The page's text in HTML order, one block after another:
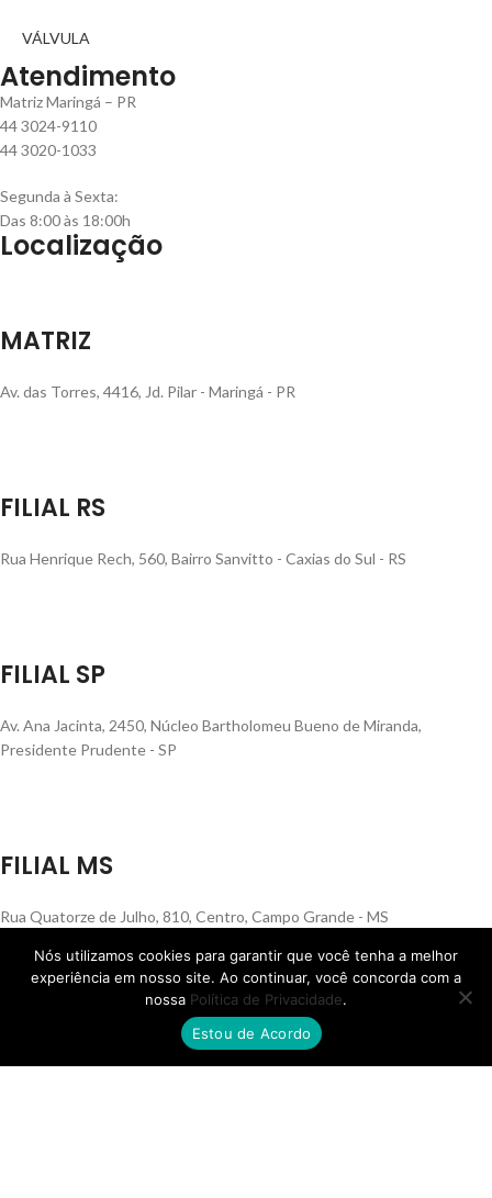
VÁLVULA
Atendimento
Matriz Maringá – PR
44 3024-9110
44 3020-1033
Segunda à Sexta:
Das 8:00 às 18:00h
Localização
MATRIZ
Av. das Torres, 4416, Jd. Pilar - Maringá - PR
FILIAL RS
Rua Henrique Rech, 560, Bairro Sanvitto - Caxias do Sul - RS
FILIAL SP
Av. Ana Jacinta, 2450, Núcleo Bartholomeu Bueno de Miranda,
Presidente Prudente - SP
FILIAL MS
Rua Quatorze de Julho, 810, Centro, Campo Grande - MS
© Skafer 2025 – Todos os direitos reservados.
Nós utilizamos cookies para garantir que você tenha a melhor
experiência em nosso site. Ao continuar, você concorda com a
nossa Política de Privacidade.
Estou de Acordo